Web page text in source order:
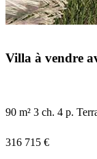
Villa à vendre
90 m² 3 ch. 4 p.
316 715 €